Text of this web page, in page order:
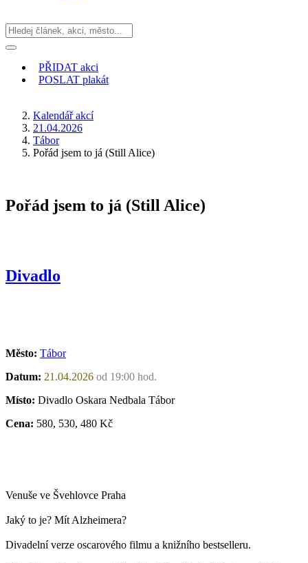
PŘIDAT akci
POSLAT plakát
Kalendář akcí
21.04.2026
Tábor
Pořád jsem to já (Still Alice)
Pořád jsem to já (Still Alice)
Divadlo
Město: Tábor
Datum: 21.04.2026 od 19:00 hod.
Místo: Divadlo Oskara Nedbala Tábor
Cena: 580, 530, 480 Kč
Venuše ve Švehlovce Praha
Jaký to je? Mít Alzheimera?
Divadelní verze oscarového filmu a knižního bestselleru.